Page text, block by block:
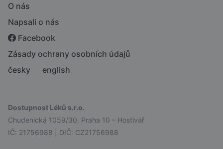
O nás
Napsali o nás
Facebook
Zásady ochrany osobních údajů
česky
english
Dostupnost Léků s.r.o.
Chudenická 1059/30, Praha 10 – Hostivař
IČ: 21756988 | DIČ: CZ21756988